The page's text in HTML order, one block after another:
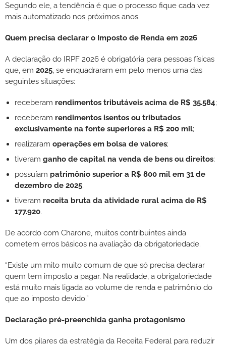
Segundo ele, a tendência é que o processo fique cada vez
mais automatizado nos próximos anos.
Quem precisa declarar o Imposto de Renda em 2026
A declaração do IRPF 2026 é obrigatória para pessoas físicas
que, em 2025, se enquadraram em pelo menos uma das
seguintes situações:
receberam rendimentos tributáveis acima de R$ 35.584;
receberam rendimentos isentos ou tributados
exclusivamente na fonte superiores a R$ 200 mil;
realizaram operações em bolsa de valores;
tiveram ganho de capital na venda de bens ou direitos;
possuíam patrimônio superior a R$ 800 mil em 31 de
dezembro de 2025;
tiveram receita bruta da atividade rural acima de R$
177.920.
De acordo com Charone, muitos contribuintes ainda
cometem erros básicos na avaliação da obrigatoriedade.
“Existe um mito muito comum de que só precisa declarar
quem tem imposto a pagar. Na realidade, a obrigatoriedade
está muito mais ligada ao volume de renda e patrimônio do
que ao imposto devido.”
Declaração pré-preenchida ganha protagonismo
Um dos pilares da estratégia da Receita Federal para reduzir